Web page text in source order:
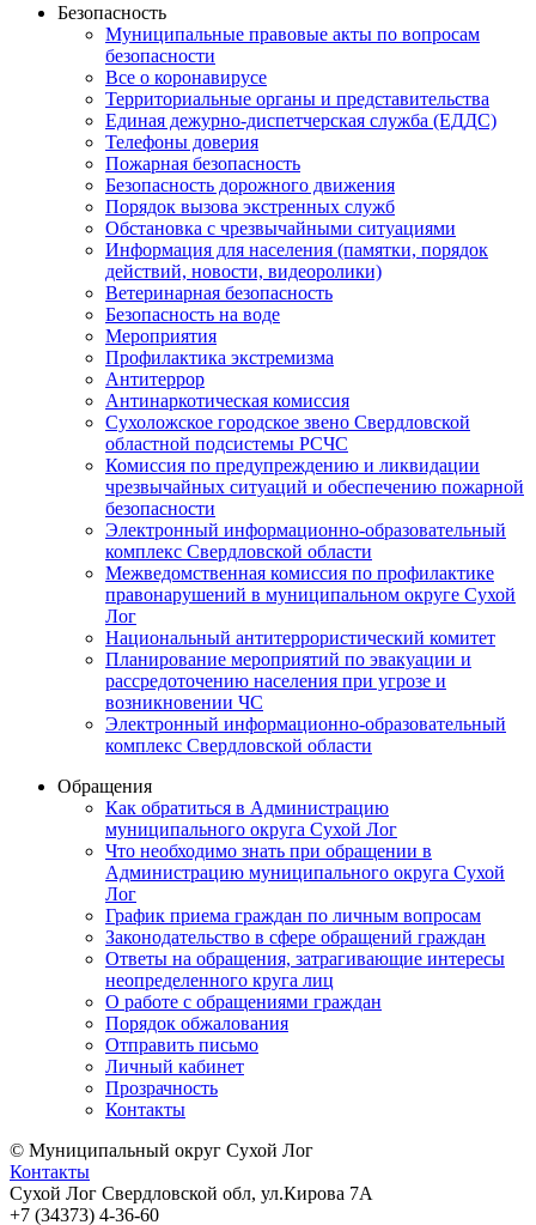
Безопасность
Муниципальные правовые акты по вопросам
безопасности
Все о коронавирусе
Территориальные органы и представительства
Единая дежурно-диспетчерская служба (ЕДДС)
Телефоны доверия
Пожарная безопасность
Безопасность дорожного движения
Порядок вызова экстренных служб
Обстановка с чрезвычайными ситуациями
Информация для населения (памятки, порядок
действий, новости, видеоролики)
Ветеринарная безопасность
Безопасность на воде
Мероприятия
Профилактика экстремизма
Антитеррор
Антинаркотическая комиссия
Сухоложское городское звено Свердловской
областной подсистемы РСЧС
Комиссия по предупреждению и ликвидации
чрезвычайных ситуаций и обеспечению пожарной
безопасности
Электронный информационно-образовательный
комплекс Cвердловской области
Межведомственная комиссия по профилактике
правонарушений в муниципальном округе Сухой
Лог
Национальный антитеррористический комитет
Планирование мероприятий по эвакуации и
рассредоточению населения при угрозе и
возникновении ЧС
Электронный информационно-образовательный
комплекс Свердловской области
Обращения
Как обратиться в Администрацию
муниципального округа Сухой Лог
Что необходимо знать при обращении в
Администрацию муниципального округа Сухой
Лог
График приема граждан по личным вопросам
Законодательство в сфере обращений граждан
Ответы на обращения, затрагивающие интересы
неопределенного круга лиц
О работе с обращениями граждан
Порядок обжалования
Отправить письмо
Личный кабинет
Прозрачность
Контакты
© Муниципальный округ Сухой Лог
Контакты
Сухой Лог Свердловской обл, ул.Кирова 7А
+7 (34373) 4-36-60